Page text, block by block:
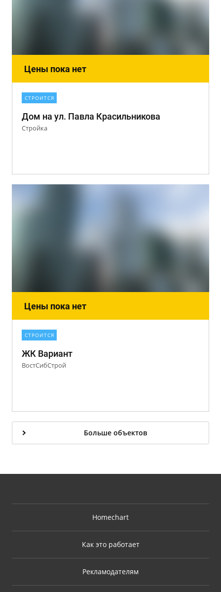
Цены пока нет
СТРОИТСЯ
Дом на ул. Павла Красильникова
Стройка
Цены пока нет
СТРОИТСЯ
ЖК Вариант
ВостСибСтрой
Больше объектов
Homechart
Как это работает
Рекламодателям